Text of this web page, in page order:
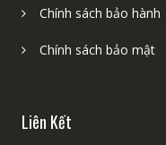
Chính sách bảo hành
Chính sách bảo mật
Liên Kết